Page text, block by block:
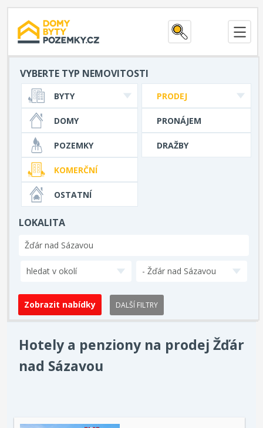
VYBERTE TYP NEMOVITOSTI
PRODEJ
PRONÁJEM
DRAŽBY
BYTY
DOMY
POZEMKY
KOMERČNÍ
OSTATNÍ
LOKALITA
hledat v okolí - Žďár nad Sázavou
DALŠÍ FILTRY
Hotely a penziony na prodej Žďár
nad Sázavou